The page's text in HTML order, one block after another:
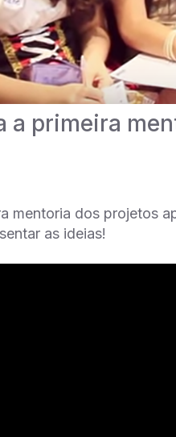
a primeira
mentoria dos projetos
as ideias!